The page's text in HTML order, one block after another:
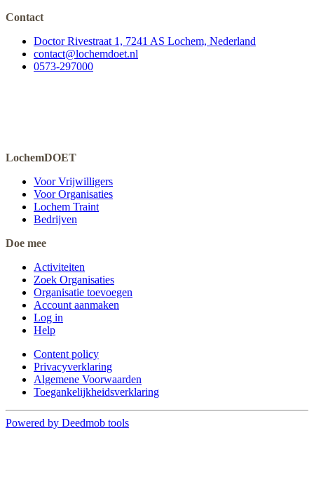
Contact
Doctor Rivestraat 1, 7241 AS Lochem, Nederland
contact@lochemdoet.nl
0573-297000
LochemDOET
Voor Vrijwilligers
Voor Organisaties
Lochem Traint
Bedrijven
Doe mee
Activiteiten
Zoek Organisaties
Organisatie toevoegen
Account aanmaken
Log in
Help
Content policy
Privacyverklaring
Algemene Voorwaarden
Toegankelijkheidsverklaring
Powered by Deedmob tools